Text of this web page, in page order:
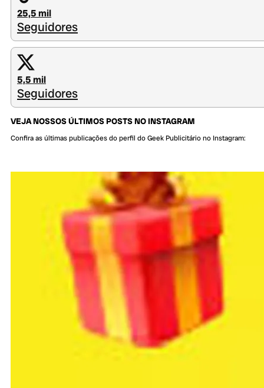
25,5 mil
Seguidores
5,5 mil
Seguidores
VEJA NOSSOS ÚLTIMOS POSTS NO INSTAGRAM
Confira as últimas publicações do perfil do Geek Publicitário no Instagram: